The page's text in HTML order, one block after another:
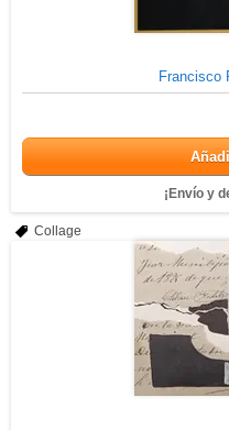
Francisco
¡Envío y
Collage